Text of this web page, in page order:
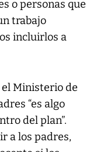
o personas que
trabajo
incluirlos a
el Ministerio de
“es algo
del plan”.
a los padres,